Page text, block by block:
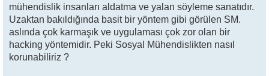
mühendislik insanları aldatma ve yalan söyleme sanatıdır.
Uzaktan bakıldığında basit bir yöntem gibi görülen SM.
aslında çok karmaşık ve uygulaması çok zor olan bir
hacking yöntemidir. Peki Sosyal Mühendislikten nasıl
korunabiliriz ?